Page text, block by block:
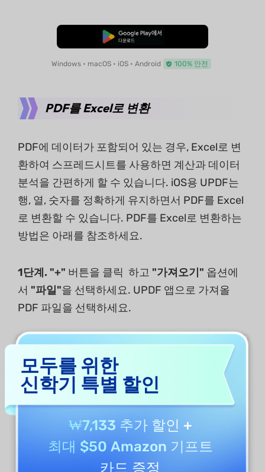
무료로 다운로드
Windows • macOS • iOS • Android 100% 안전
PDF를 Excel로 변환
PDF에 데이터가 포함되어 있는 경우, Excel로 변
환하여 스프레드시트를 사용하면 계산과 데이터
분석을 간편하게 할 수 있습니다. iOS용 UPDF는
행, 열, 숫자를 정확하게 유지하면서 PDF를 Excel
로 변환할 수 있습니다. PDF를 Excel로 변환하는
방법은 아래를 참조하세요.
1단계. "+" 버튼을 클릭 하고 "가져오기" 옵션에
서 "파일"을 선택하세요. UPDF 앱으로 가져올
PDF 파일을 선택하세요.
모두를 위한
신학기 특별 할인
₩7,133 추가 할인 +
최대 $50 Amazon 기프트
카드 증정